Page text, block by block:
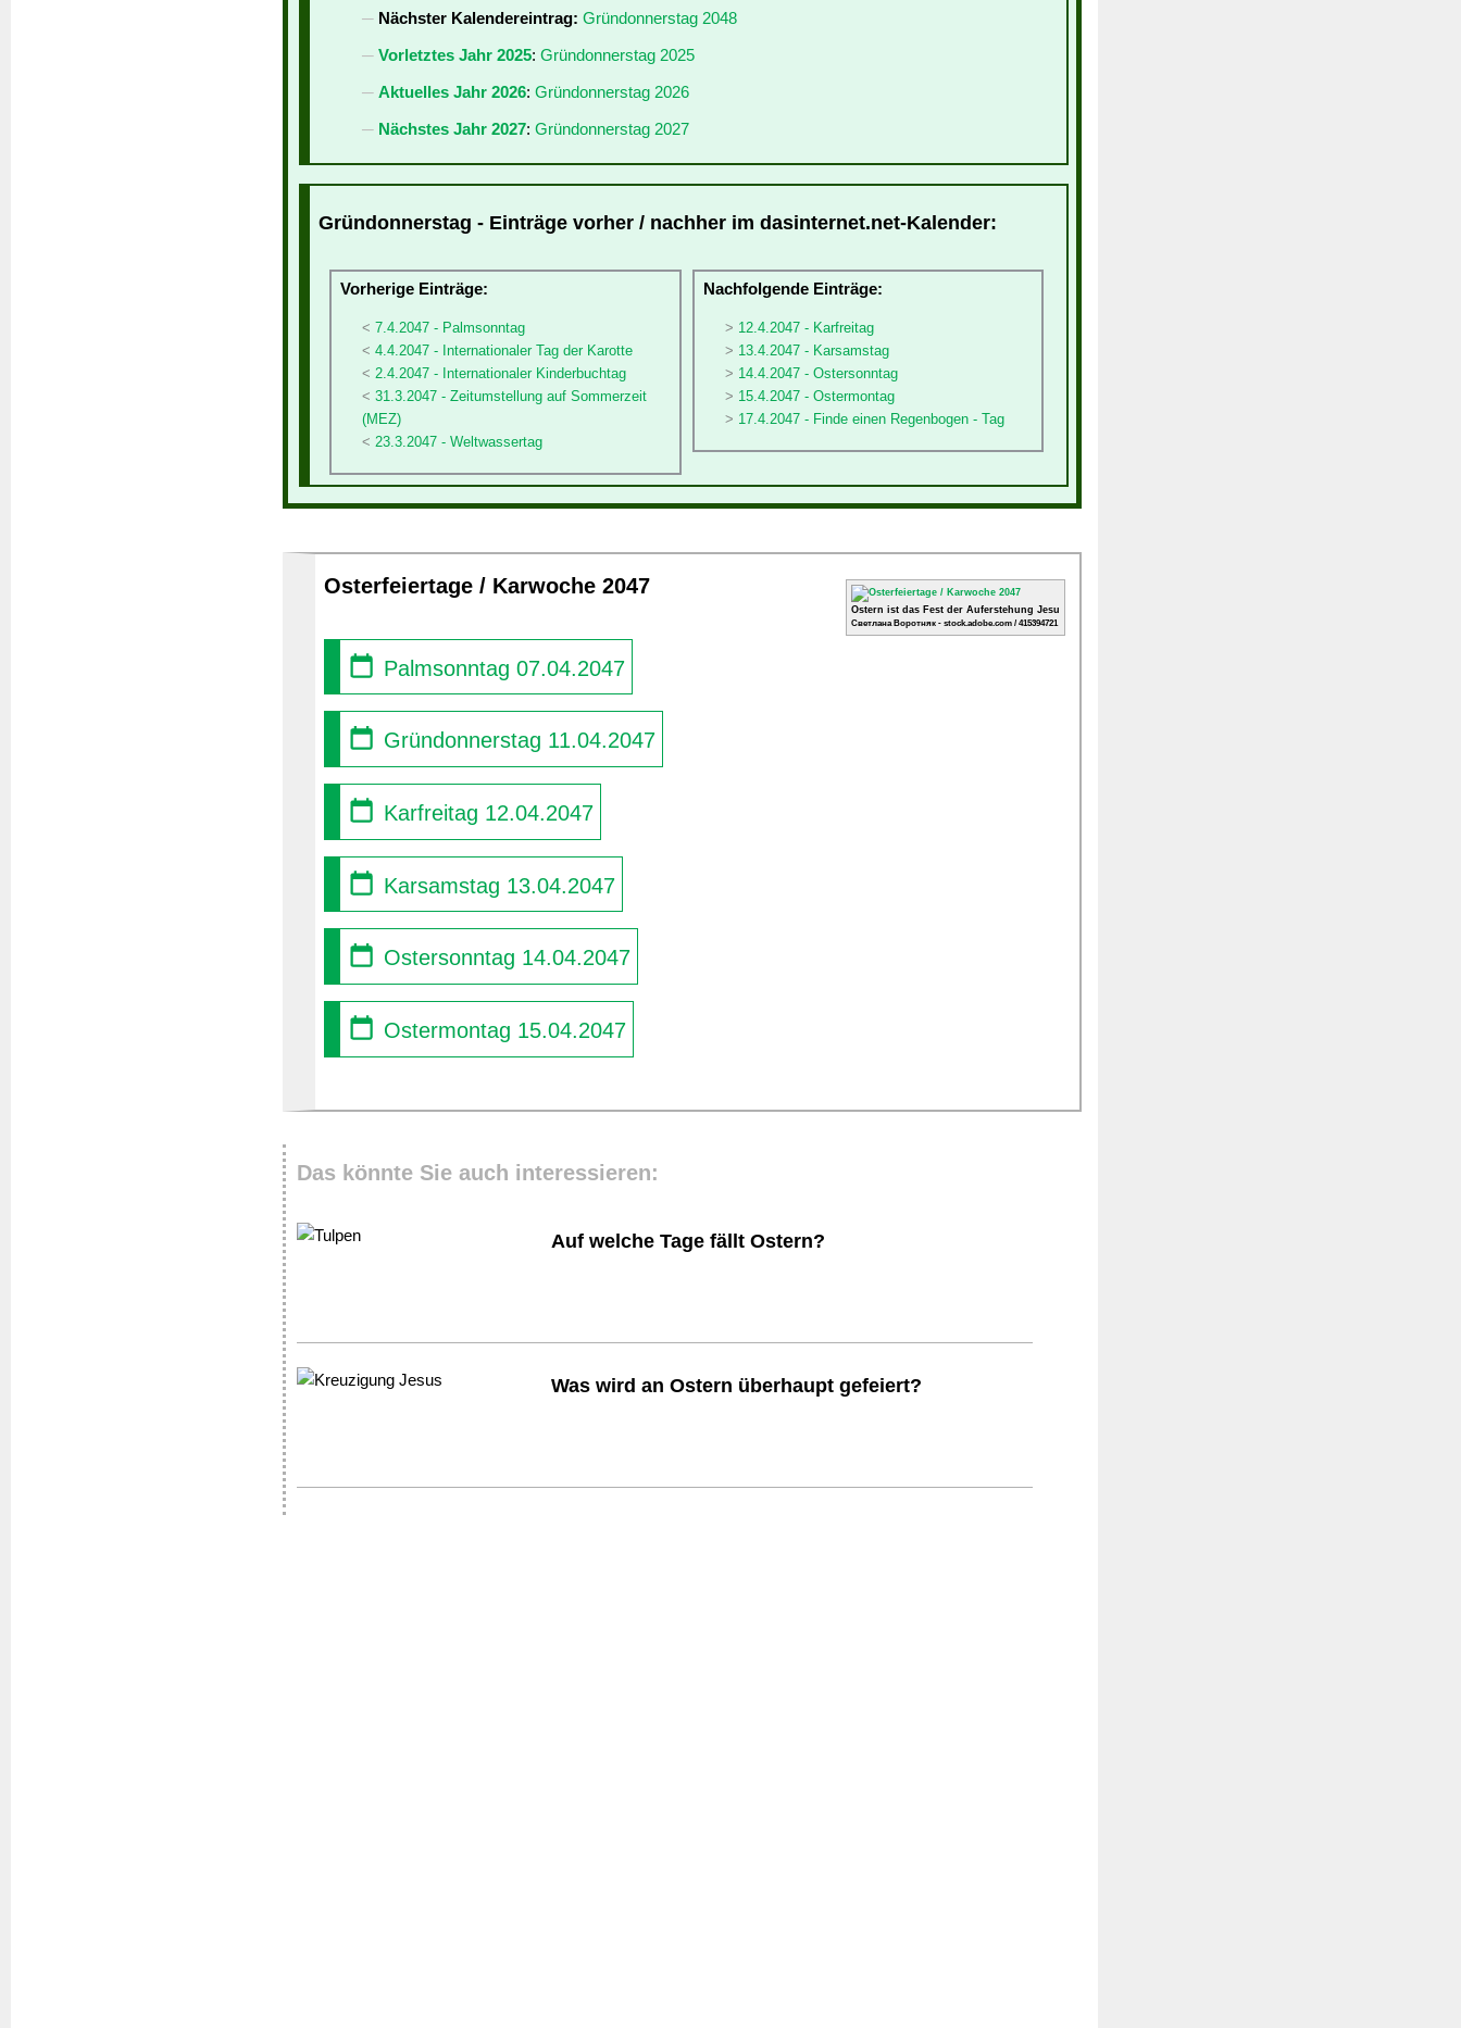
Nächster Kalendereintrag: Gründonnerstag 2048
Vorletztes Jahr 2025: Gründonnerstag 2025
Aktuelles Jahr 2026: Gründonnerstag 2026
Nächstes Jahr 2027: Gründonnerstag 2027
Gründonnerstag - Einträge vorher / nachher im dasinternet.net-Kalender:
Vorherige Einträge:
7.4.2047 - Palmsonntag
4.4.2047 - Internationaler Tag der Karotte
2.4.2047 - Internationaler Kinderbuchtag
31.3.2047 - Zeitumstellung auf Sommerzeit
(MEZ)
23.3.2047 - Weltwassertag
Nachfolgende Einträge:
12.4.2047 - Karfreitag
13.4.2047 - Karsamstag
14.4.2047 - Ostersonntag
15.4.2047 - Ostermontag
17.4.2047 - Finde einen Regenbogen - Tag
Ostern ist das Fest der Auferstehung Jesu
Светлана Воротняк - stock.adobe.com / 415394721
Osterfeiertage / Karwoche 2047
Palmsonntag 07.04.2047
Gründonnerstag 11.04.2047
Karfreitag 12.04.2047
Karsamstag 13.04.2047
Ostersonntag 14.04.2047
Ostermontag 15.04.2047
Das könnte Sie auch interessieren:
Auf welche Tage fällt Ostern?
Was wird an Ostern überhaupt gefeiert?